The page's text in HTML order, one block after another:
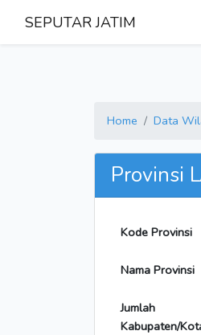
SEPUTAR JATIM
Home Data
Provinsi
Kode Provinsi
Nama Provinsi
Jumlah
Kabupaten/